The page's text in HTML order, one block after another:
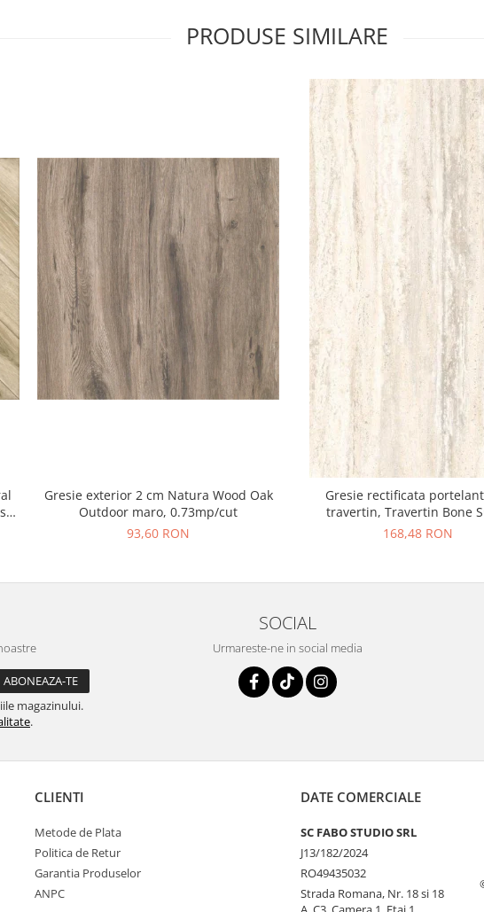
PRODUSE SIMILARE
Gresie exterior 2 cm Natura Wood Oak
Outdoor maro, 0.73mp/cut
93,60 RON
Gresie rectificata
travertin, Travertin Bone
25621011, 60x120 cm, bej,
168,48 RON
magazinului.
.
SOCIAL
Urmareste-ne in social media
CLIENTI
Metode de Plata
Politica de Retur
Garantia Produselor
ANPC
DATE COMERCIALE
SC FABO STUDIO SRL
J13/182/2024
RO49435032
Strada Romana, Nr. 18 si 18